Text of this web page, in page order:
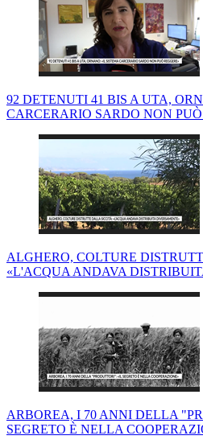
92 DETENUTI 41 BIS A UTA,
CARCERARIO SARDO NON PUÒ
ALGHERO, COLTURE
«L'ACQUA ANDAVA
ARBOREA, I 70 ANNI DELLA
SEGRETO È NELLA